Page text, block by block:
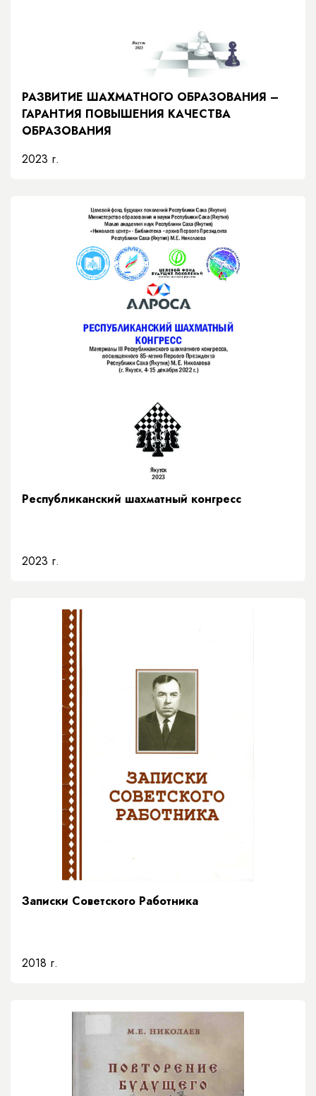
РАЗВИТИЕ ШАХМАТНОГО ОБРАЗОВАНИЯ –
ГАРАНТИЯ ПОВЫШЕНИЯ КАЧЕСТВА
ОБРАЗОВАНИЯ
2023 г.
Республиканский шахматный конгресс
2023 г.
Записки Советского Работника
2018 г.